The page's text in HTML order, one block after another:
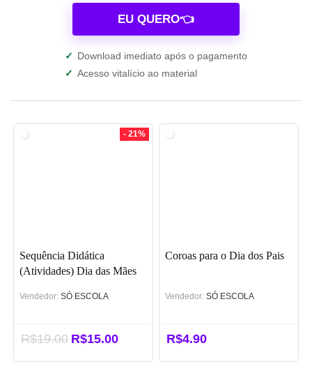
EU QUERO👈
✓ Download imediato após o pagamento
✓ Acesso vitalício ao material
- 21%
Sequência Didática
(Atividades) Dia das Mães
Vendedor: SÓ ESCOLA
R$19.00 O
original
R$15.00O
atual
Coroas para o Dia dos Pais
Vendedor: SÓ ESCOLA
R$4.90